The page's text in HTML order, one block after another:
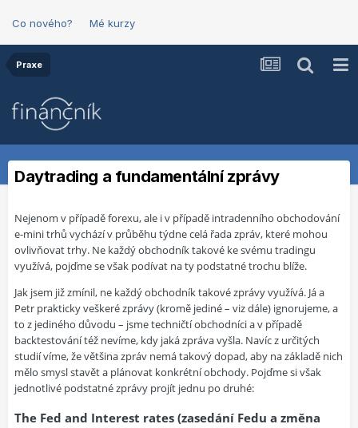
Co nového? Mé kurzy
Praxe
Daytrading a fundamentální zprávy
Nejenom v případě forexu, ale i v případě intradenního obchodování
e-mini trhů vychází v průběhu týdne celá řada zpráv, které mohou
ovlivňovat trhy. Ne každý obchodník takové ke svému tradingu
využívá, pojďme se však podívat na ty podstatné trochu blíže.
Jak jsem již zmínil, ne každý obchodník takové zprávy využívá. Já a
Petr prakticky veškeré zprávy (kromě jediné – viz dále) ignorujeme, a
to z jediného důvodu – jsme techničtí obchodníci a v případě
backtestování též nevíme, kdy jaká zpráva vyšla. Navíc z určitých
studií víme, že většina zpráv nemá takový dopad, aby na základě nich
mělo smysl stavět a plánovat konkrétní obchody. Pojďme si však
jednotlivé podstatné zprávy projít jednu po druhé:
The Fed and Interest rates (zasedání Fedu a změna